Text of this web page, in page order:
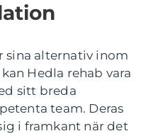
sina alternativ inom
Hedla rehab vara
sitt breda
team. Deras
i framkant när det